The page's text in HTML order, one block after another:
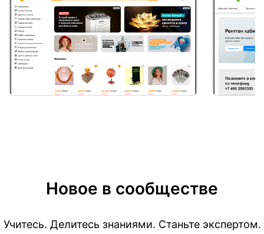
Новое в сообществе
Учитесь. Делитесь знаниями. Станьте экспертом.